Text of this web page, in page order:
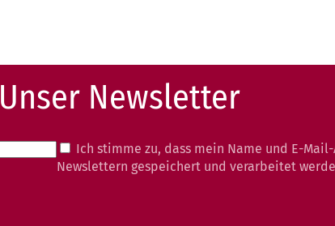
Unser Newsletter
Ich stimme zu, dass mein Name und E-
Newslettern gespeichert und verarbeitet